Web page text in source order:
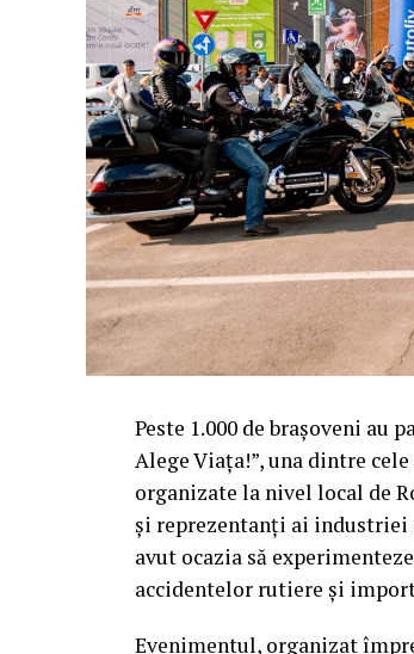
Peste 1.000 de brașoveni au
Alege Viața!”, una dintre
organizate la nivel local de
și reprezentanți ai
avut ocazia să
accidentelor rutiere și
Evenimentul, organizat